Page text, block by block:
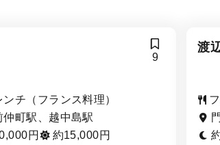
9
ンチ（フランス料理）
仲町駅、越中島駅
円
約15,000円
渡